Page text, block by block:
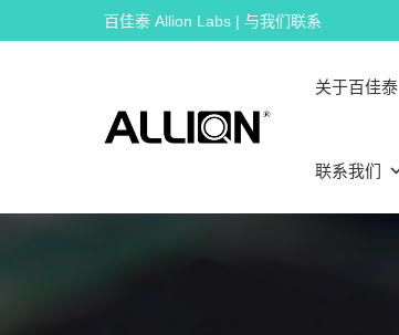
to
百佳泰 Allion Labs | 与我们联系
关于百佳泰
联系我们